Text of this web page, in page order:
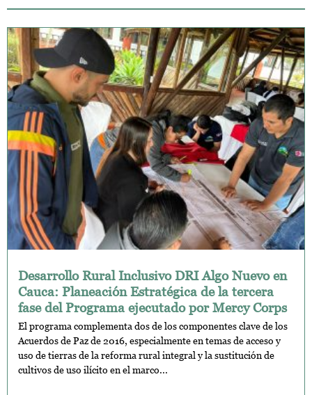
Desarrollo Rural Inclusivo DRI Algo Nuevo en
Cauca: Planeación Estratégica de la tercera
fase del Programa ejecutado por Mercy Corps
El programa complementa dos de los componentes clave de los
Acuerdos de Paz de 2016, especialmente en temas de acceso y
uso de tierras de la reforma rural integral y la sustitución de
cultivos de uso ilícito en el marco...